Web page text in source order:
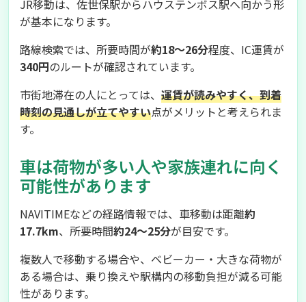
JR移動は、佐世保駅からハウステンボス駅へ向かう形
が基本になります。
路線検索では、所要時間が約18〜26分程度、IC運賃が
340円のルートが確認されています。
市街地滞在の人にとっては、 運賃が読みやすく、到着
時刻の見通しが立てやすい点がメリットと考えられま
す。
車は荷物が多い人や家族連れに向く
可能性があります
NAVITIMEなどの経路情報では、車移動は距離約
17.7km、所要時間約24〜25分が目安です。
複数人で移動する場合や、ベビーカー・大きな荷物が
ある場合は、乗り換えや駅構内の移動負担が減る可能
性があります。